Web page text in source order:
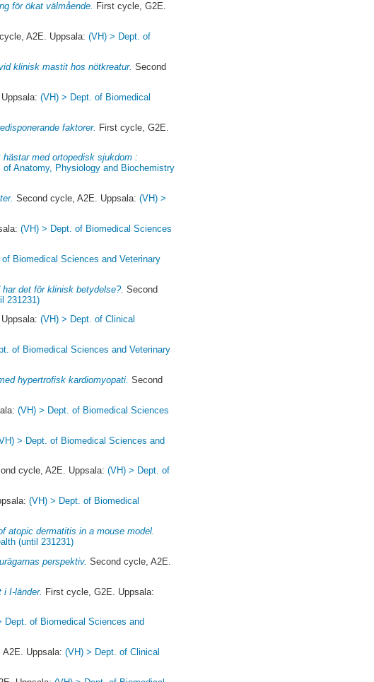
för ökat välmående. First cycle, G2E.
A2E. Uppsala:(VH) > Dept. of
klinisk mastit hos nötkreatur. Second
Uppsala:(VH) > Dept. of Biomedical
faktorer. First cycle, G2E.
med ortopedisk sjukdom :
of Anatomy, Physiology and Biochemistry
Second cycle, A2E. Uppsala:(VH) >
(VH) > Dept. of Biomedical Sciences
Biomedical Sciences and Veterinary
det för klinisk betydelse?. Second
231231)
Uppsala:(VH) > Dept. of Clinical
of Biomedical Sciences and Veterinary
hypertrofisk kardiomyopati. Second
(VH) > Dept. of Biomedical Sciences
> Dept. of Biomedical Sciences and
cycle, A2E. Uppsala:(VH) > Dept. of
(VH) > Dept. of Biomedical
atopic dermatitis in a mouse model.
(until 231231)
perspektiv. Second cycle, A2E.
I-länder. First cycle, G2E. Uppsala:
Dept. of Biomedical Sciences and
A2E. Uppsala:(VH) > Dept. of Clinical